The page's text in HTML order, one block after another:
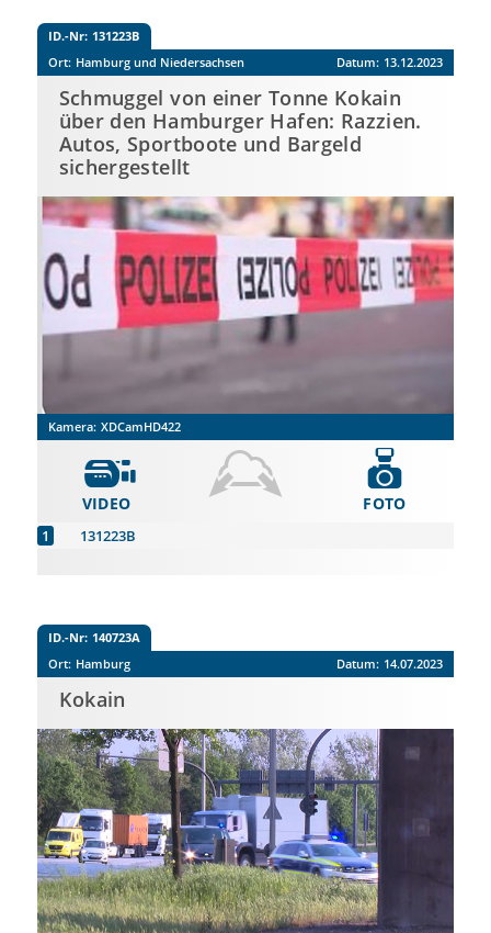
ID.-Nr: 131223B
Ort: Hamburg und Niedersachsen Datum: 13.12.2023
Schmuggel von einer Tonne Kokain
über den Hamburger Hafen: Razzien.
Autos, Sportboote und Bargeld
sichergestellt
Kamera: XDCamHD422
VIDEO
131223B
FOTO
ID.-Nr: 140723A
Ort: Hamburg Datum: 14.07.2023
Kokain